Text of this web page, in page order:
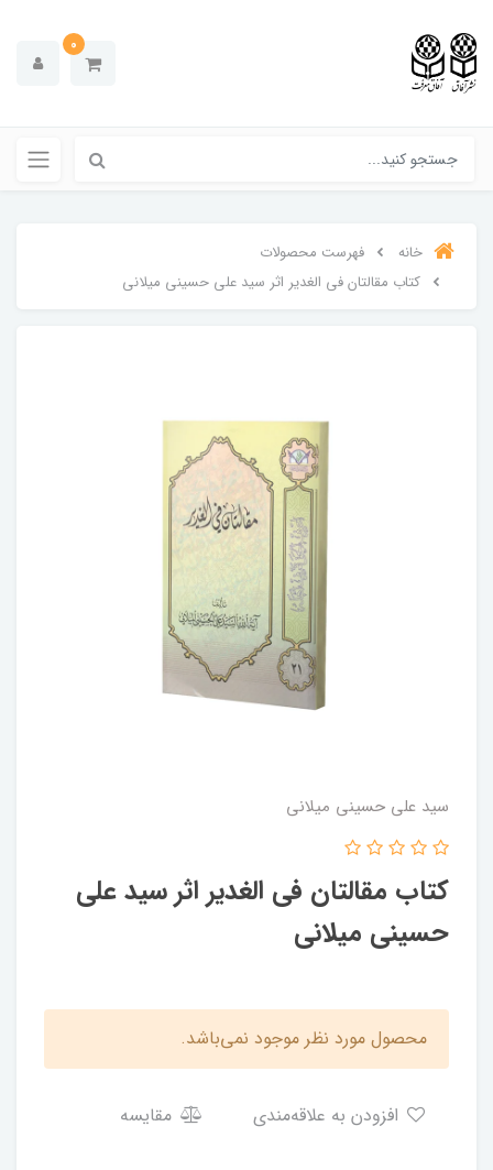
0
خانه
فهرست محصولات
کتاب مقالتان فی الغدیر اثر سید علی حسینی میلانی
سید علی حسینی میلانی
کتاب مقالتان فی الغدیر اثر سید علی
حسینی میلانی
محصول مورد نظر موجود نمی‌باشد.
مقایسه